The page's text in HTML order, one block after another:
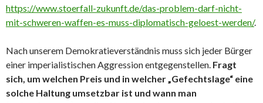
https://www.stoerfall-zukunft.de/das-problem-darf-nicht-
mit-schweren-waffen-es-muss-diplomatisch-geloest-werden/.
Nach unserem Demokratieverständnis muss sich jeder Bürger
einer imperialistischen Aggression entgegenstellen. Fragt
sich, um welchen Preis und in welcher „Gefechtslage“ eine
solche Haltung umsetzbar ist und wann man